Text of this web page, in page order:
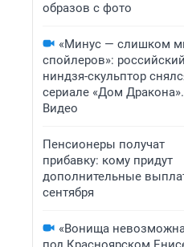
образов с фото
«Минус — слишком
спойлеров»: российский
ниндзя-скульптор
сериале «Дом Дракона».
Видео
Пенсионеры получат
прибавку: кому придут
дополнительные
сентября
«Вонища